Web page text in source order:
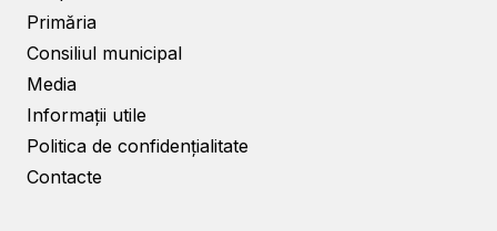
Primăria
Consiliul municipal
Media
Informații utile
Politica de confidențialitate
Contacte